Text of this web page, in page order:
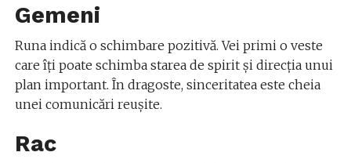
Gemeni
Runa indică o schimbare pozitivă. Vei primi o veste
care îți poate schimba starea de spirit și direcția unui
plan important. În dragoste, sinceritatea este cheia
unei comunicări reușite.
Rac